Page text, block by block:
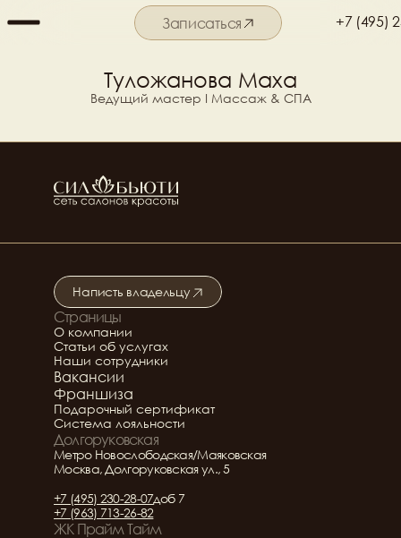
Записаться +7 (495)
Туложанова Маха
Ведущий мастер I Массаж & СПА
Страницы
О компании
Статьи об услугах
Наши сотрудники
Вакансии
Франшиза
Подарочный сертификат
Система лояльности
Написть владельцу
Подробнее о салоне
Долгоруковская
Метро Новослободская/Маяковская
Москва, Долгоруковская ул., 5
+7 (495) 230-28-07доб 7
+7 (963) 713-26-82
ЖК Прайм Тайм